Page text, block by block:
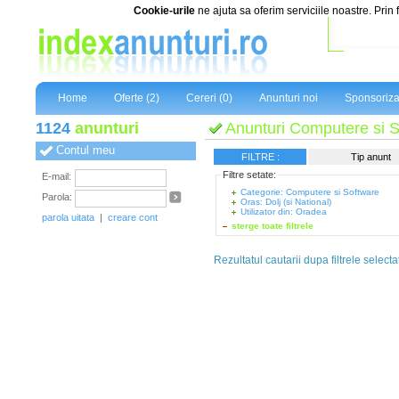
Cookie-urile ne ajuta sa oferim serviciile noastre.
Home Oferte (2) Cereri (0) Anunturi noi
1124 anunturi
Contul meu
E-mail:
Parola:
parola uitata | creare cont
Anunturi Computere si
FILTRE :
Tip anunt
Filtre setate:
Categorie: Computere si Software
Oras: Dolj (si National)
Utilizator din: Oradea
sterge toate filtrele
Rezultatul cautarii dupa filtrele